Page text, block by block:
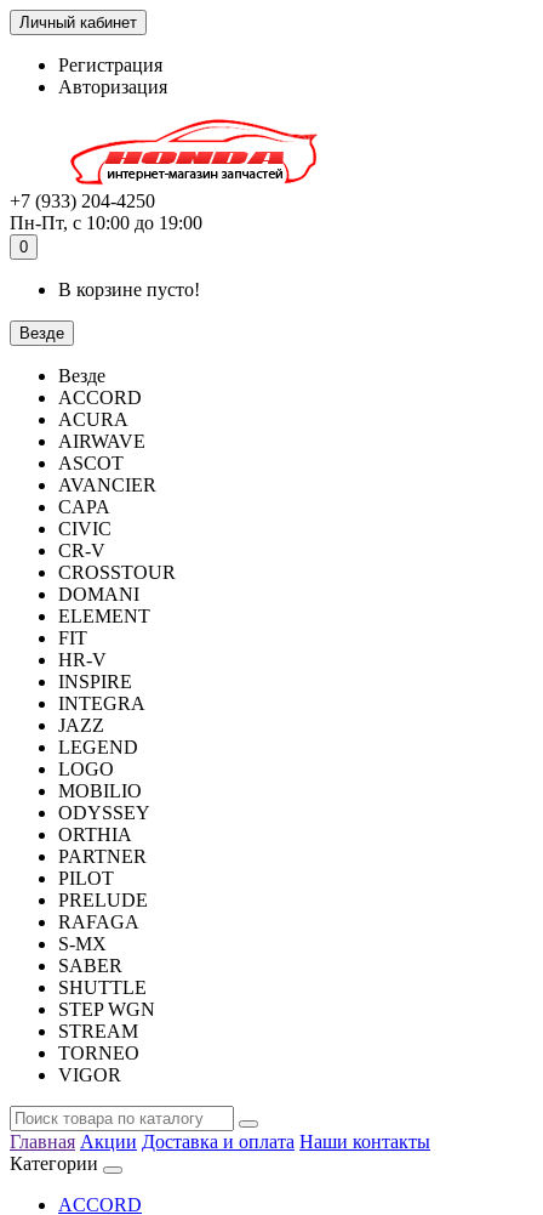
Личный кабинет
Регистрация
Авторизация
+7 (933) 204-4250
Пн-Пт, с 10:00 до 19:00
0
В корзине пусто!
Везде
Везде
ACCORD
ACURA
AIRWAVE
ASCOT
AVANCIER
CAPA
CIVIC
CR-V
CROSSTOUR
DOMANI
ELEMENT
FIT
HR-V
INSPIRE
INTEGRA
JAZZ
LEGEND
LOGO
MOBILIO
ODYSSEY
ORTHIA
PARTNER
PILOT
PRELUDE
RAFAGA
S-MX
SABER
SHUTTLE
STEP WGN
STREAM
TORNEO
VIGOR
Главная Акции Доставка и оплата Наши контакты
Категории
ACCORD